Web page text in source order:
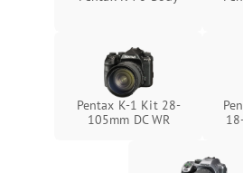
Pentax K-1 Kit 28-
105mm DC WR